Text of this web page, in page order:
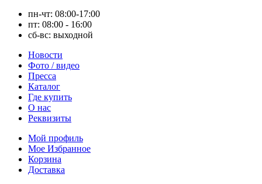
пн-чт: 08:00-17:00
пт: 08:00 - 16:00
сб-вс: выходной
Новости
Фото / видео
Пресса
Каталог
Где купить
О нас
Реквизиты
Мой профиль
Мое Избранное
Корзина
Доставка